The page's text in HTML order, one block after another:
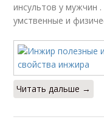
инсультов у мужчин
умственные и
Читать дальше →